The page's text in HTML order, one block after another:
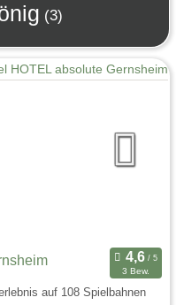
(3)
3 Bew.
auf 108 Spielbahnen